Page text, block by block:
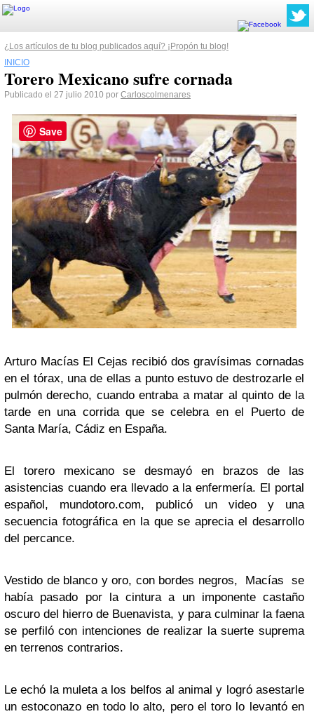
¿Los artículos de tu blog publicados aquí? ¡Propón tu blog!
INICIO
Torero Mexicano sufre cornada
Publicado el 27 julio 2010 por Carloscolmenares
Arturo Macías El Cejas recibió dos gravísimas cornadas
en el tórax, una de ellas a punto estuvo de destrozarle el
pulmón derecho, cuando entraba a matar al quinto de la
tarde en una corrida que se celebra en el Puerto de
Santa María, Cádiz en España.
El torero mexicano se desmayó en brazos de las
asistencias cuando era llevado a la enfermería. El portal
español, mundotoro.com, publicó un video y una
secuencia fotográfica en la que se aprecia el desarrollo
del percance.
Vestido de blanco y oro, con bordes negros, Macías se
había pasado por la cintura a un imponente castaño
oscuro del hierro de Buenavista, y para culminar la faena
se perfiló con intenciones de realizar la suerte suprema
en terrenos contrarios.
Le echó la muleta a los belfos al animal y logró asestarle
un estoconazo en todo lo alto, pero el toro lo levantó en
Save